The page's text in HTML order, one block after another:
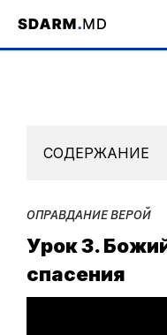
Начало / Библиотека /
СОДЕРЖАНИЕ
ОПРАВДАНИЕ ВЕРОЙ
Урок 3.
спасения